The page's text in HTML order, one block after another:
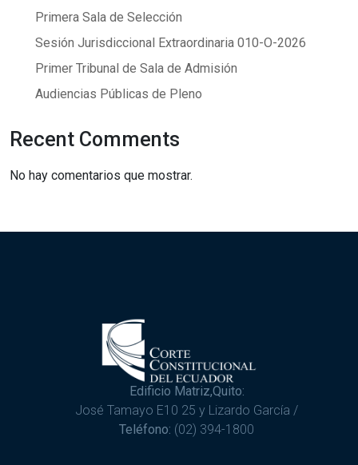
Primera Sala de Selección
Sesión Jurisdiccional Extraordinaria 010-O-2026
Primer Tribunal de Sala de Admisión
Audiencias Públicas de Pleno
Recent Comments
No hay comentarios que mostrar.
Edificio Matriz,Quito:
José Tamayo E10 25 y Lizardo García /
Teléfono: (02) 394-1800